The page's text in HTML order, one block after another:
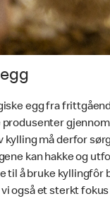
egg fra
kylling må derfor
kan hakke og
til å bruke kyllingfôr
vi også et sterkt